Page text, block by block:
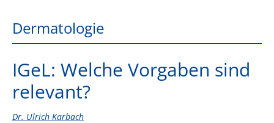
Dermatologie
IGeL: Welche Vorgaben sind
relevant?
Dr. Ulrich Karbach